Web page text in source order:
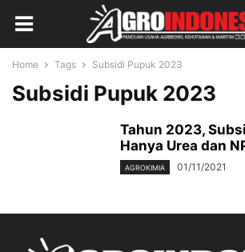
Home Tags Subsidi Pupuk 2023
Subsidi Pupuk 2023
Tahun 2023,
Hanya Urea dan
AGROKIMIA 01/11/2021